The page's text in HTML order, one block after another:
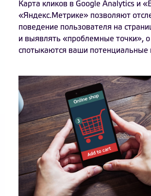
Карта кликов в Google Analytics и
«Яндекс.Метрике» позволяют
поведение пользователя на
и выявлять «проблемные точки»,
спотыкаются ваши потенциальные